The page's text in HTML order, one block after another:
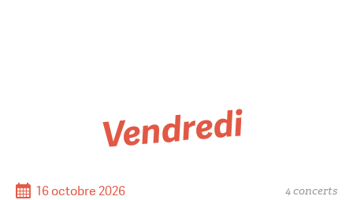
Vendredi
16 octobre 2026 4 concerts